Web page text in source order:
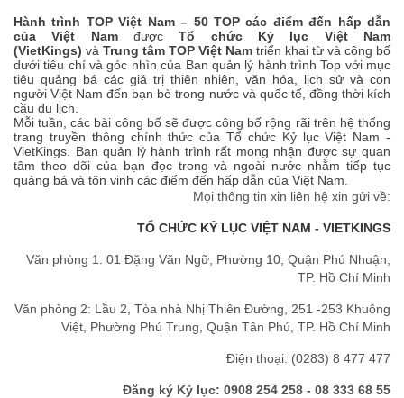
Hành trình TOP Việt Nam – 50 TOP các điểm đến hấp dẫn
của Việt Nam đượcTổ chức Kỷ lục Việt Nam
(VietKings) và Trung tâm TOP Việt Nam triển khai từ và công bố
dưới tiêu chí và góc nhìn của Ban quản lý hành trình Top với mục
tiêu quảng bá các giá trị thiên nhiên, văn hóa, lịch sử và con
người Việt Nam đến bạn bè trong nước và quốc tế, đồng thời kích
cầu du lịch.
Mỗi tuần, các bài công bố sẽ được công bố rộng rãi trên hệ thống
trang truyền thông chính thức của Tổ chức Kỷ lục Việt Nam -
VietKings. Ban quản lý hành trình rất mong nhận được sự quan
tâm theo dõi của bạn đọc trong và ngoài nước nhằm tiếp tục
quảng bá và tôn vinh các điểm đến hấp dẫn của Việt Nam.
Mọi thông tin xin liên hệ xin gửi về:
TỔ CHỨC KỶ LỤC VIỆT NAM - VIETKINGS
Văn phòng 1: 01 Đặng Văn Ngữ, Phường 10, Quận Phú Nhuận,
TP. Hồ Chí Minh
Văn phòng 2: Lầu 2, Tòa nhà Nhị Thiên Đường, 251 -253 Khuông
Việt, Phường Phú Trung, Quận Tân Phú, TP. Hồ Chí Minh
Điện thoại: (0283) 8 477 477
Đăng ký Kỷ lục: 0908 254 258 - 08 333 68 55